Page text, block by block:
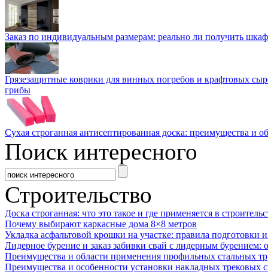
Заказ по индивидуальным размерам: реально ли получить
Грязезащитные коврики для винных погребов и крафтовых
грибы
Сухая строганная антисептированная доска: преимущества и
Поиск интересного
Строительство
Доска строганная: что это такое и где применяется в
Почему выбирают каркасные дома 8×8 метров
Укладка асфальтовой крошки на участке: правила подготовки
Лидерное бурение и заказ забивки свай с лидерным бурением:
Преимущества и области применения профильных стальных
Преимущества и особенности установки накладных трековых